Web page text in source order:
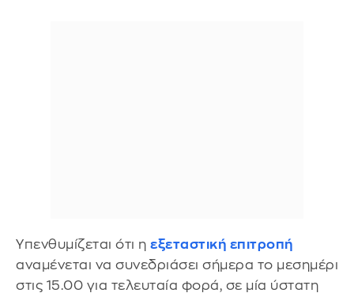
Υπενθυμίζεται ότι η εξεταστική επιτροπή
αναμένεται να συνεδριάσει σήμερα το μεσημέρι
στις 15.00 για τελευταία φορά, σε μία ύστατη